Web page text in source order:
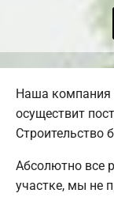
Наша компания
осуществит
Строительство
Абсолютно все
участке, мы не